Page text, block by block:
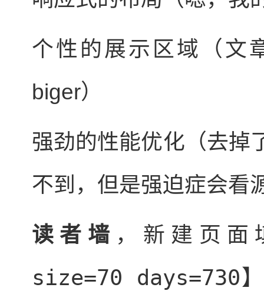
个性的展示区域（文
biger）
强劲的性能优化（去掉
不到，但是强迫症会看
读者墙 ，新建页面
size=70 days=730】